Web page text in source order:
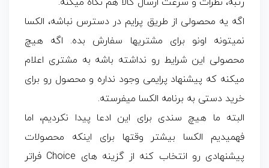
اگه یه محصولی از طریق پرایم در دسترس نباشه، الکسا
نمیتونه اونو برای مشتریها سفارش بده. اگه هیچ
محصولی این شرایط رو نداشته باشه به مشتری اعلام
میکنه که پیشنهاد پرایمی وجود نداره و محصول رو برای
خرید دستی به برنامه الکسا میفرسته.
البته ما هیچ سندی برای این ادعا پیدا نکردیم، اما
فهمیدیم الکسا بیشتر وقتها برای اینکه محصولات
پیشنهادی رو انتخاب کنه از گزینه های Choice فراتر